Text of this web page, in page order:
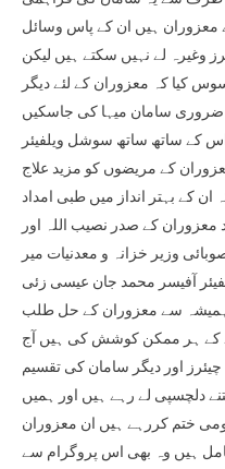
ہیں ان کے پاس وسائل
وغیرہ لے نہیں سکتے ہیں لیکن
کیا کہ معزوران کے لئے دیگر
ضروری سامان میہا کی جاسکیں
اس کے ساتھ ساتھ سوشل ویلفیئر
کے مریضوں کو مزید علاج
ان کے بہتر انداز میں طبی امداد
کے صدر نصیب اللہ اور
وزیر خزانہ و معدنیات میر
آفیسر محمد جان عیسی زئی
ہمیشہ سے معزوران کے حل طلب
کے ہر ممکن کوشش کی ہیں آج
اور دیگر سامان کی تقسیم
دلچسپی لے رہے ہیں اور ہمیں
ختم کررہے ہیں ان معزوران
ہیں وہ بھی اس پروگرام سے